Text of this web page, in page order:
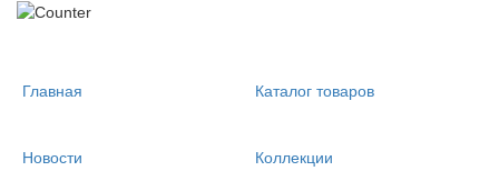
Главная Каталог товаров
Новости Коллекции